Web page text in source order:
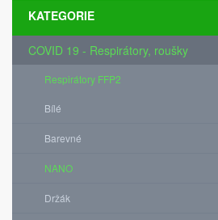
KATEGORIE
COVID 19 - Respirátory, roušky
Respirátory FFP2
Bílé
Barevné
NANO
Držák